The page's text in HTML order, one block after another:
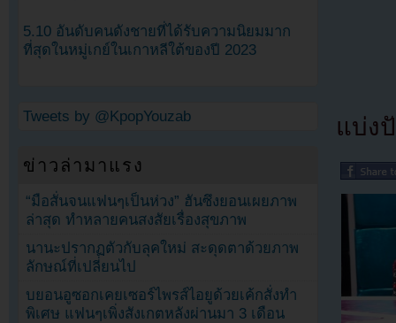
แบ่ง
5.10 อันดับคนดังชายที่ได้รับความนิยมมาก
ที่สุดในหมู่เกย์ในเกาหลีใต้ของปี 2023
Tweets by @KpopYouzab
ข่าวล่ามาแรง
“มือสั่นจนแฟนๆเป็นห่วง” ฮันซึงยอนเผยภาพ
ล่าสุด ทำหลายคนสงสัยเรื่องสุขภาพ
นานะปรากฏตัวกับลุคใหม่ สะดุดตาด้วยภาพ
ลักษณ์ที่เปลี่ยนไป
บยอนอูซอกเคยเซอร์ไพรส์ไอยูด้วยเค้กสั่งทำ
พิเศษ แฟนๆเพิ่งสังเกตหลังผ่านมา 3 เดือน